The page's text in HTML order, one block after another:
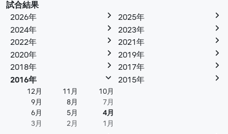
試合結果
2026年
2025年
2024年
2023年
2022年
2021年
2020年
2019年
2018年
2017年
2016年
12月 11月
10月
9月
8月
7月
6月
5月
4月
3月
2月 1月
2015年